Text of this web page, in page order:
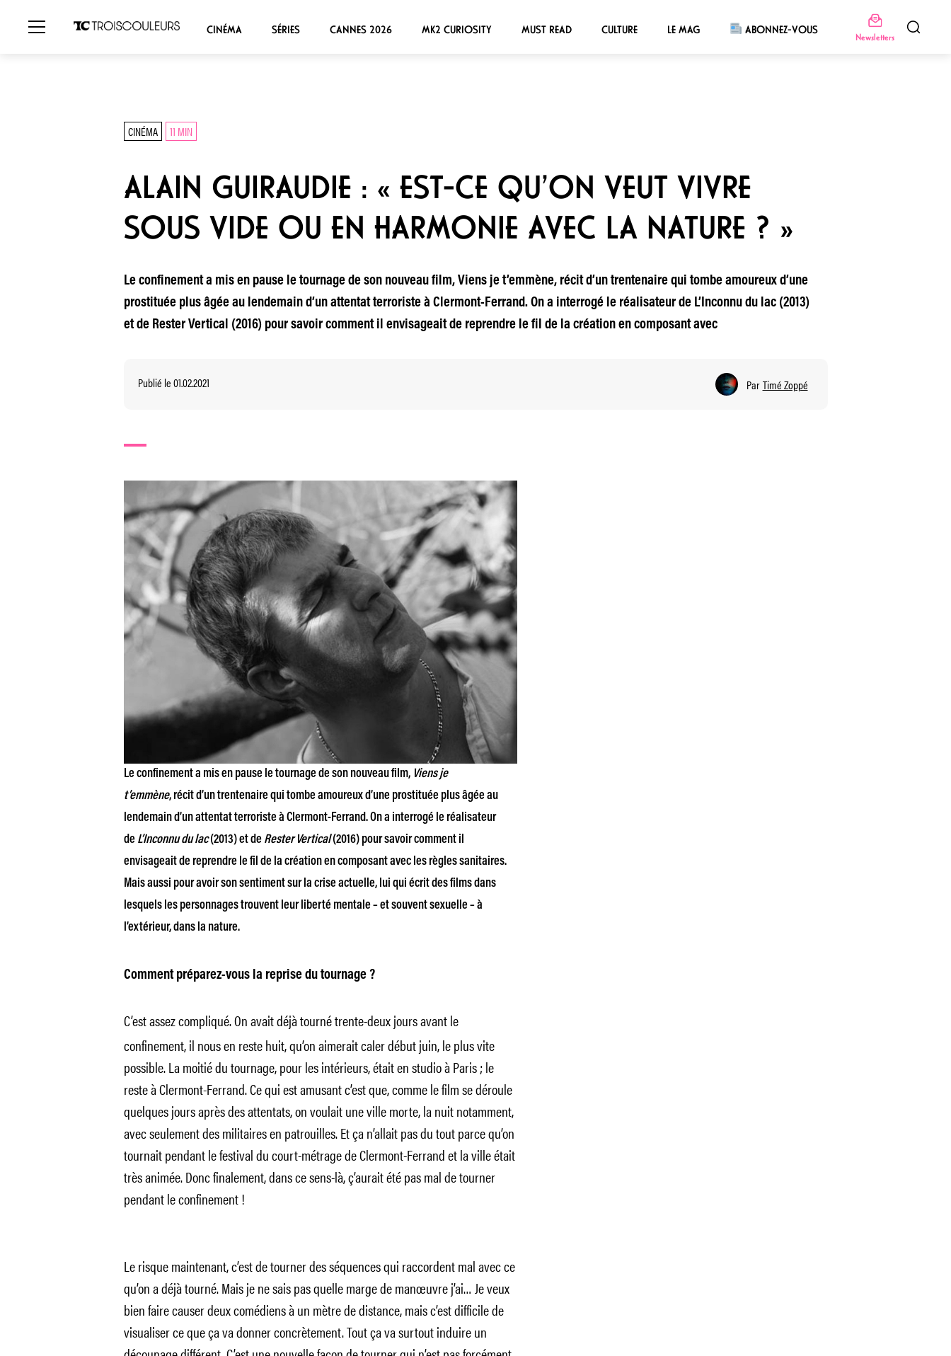
CINÉMA SÉRIES CANNES 2026 MK2 CURIOSITY MUST READ CULTURE LE MAG ABONNEZ-VOUS
Newsletters
CINÉMA 11 MIN
ALAIN GUIRAUDIE : « EST-CE QU’ON VEUT VIVRE
SOUS VIDE OU EN HARMONIE AVEC LA NATURE ? »
Le confinement a mis en pause le tournage de son nouveau film, Viens je t’emmène, récit d’un trentenaire qui tombe amoureux d’une
prostituée plus âgée au lendemain d’un attentat terroriste à Clermont-Ferrand. On a interrogé le réalisateur de L’Inconnu du lac (2013)
et de Rester Vertical (2016) pour savoir comment il envisageait de reprendre le fil de la création en composant avec
Publié le 01.02.2021 Par Timé Zoppé
Le confinement a mis en pause le tournage de son nouveau film, Viens je
t’emmène, récit d’un trentenaire qui tombe amoureux d’une prostituée plus âgée au
lendemain d’un attentat terroriste à Clermont-Ferrand. On a interrogé le réalisateur
de L’Inconnu du lac(2013) et de Rester Vertical(2016) pour savoir comment il
envisageait de reprendre le fil de la création en composant avec les règles sanitaires.
Mais aussi pour avoir son sentiment sur la crise actuelle, lui qui écrit des films dans
lesquels les personnages trouvent leur liberté mentale – et souvent sexuelle – à
l’extérieur, dans la nature.
Comment préparez-vous la reprise du tournage ?
C’est assez compliqué. On avait déjà tourné trente-deux jours avant le
confinement, il nous en reste huit, qu’on aimerait caler début juin, le plus vite
possible. La moitié du tournage, pour les intérieurs, était en studio à Paris ; le
reste à Clermont-Ferrand. Ce qui est amusant c’est que, comme le film se déroule
quelques jours après des attentats, on voulait une ville morte, la nuit notamment,
avec seulement des militaires en patrouilles. Et ça n’allait pas du tout parce qu’on
tournait pendant le festival du court-métrage de Clermont-Ferrand et la ville était
très animée. Donc finalement, dans ce sens-là, ç’aurait été pas mal de tourner
pendant le confinement !
Le risque maintenant, c’est de tourner des séquences qui raccordent mal avec ce
qu’on a déjà tourné. Mais je ne sais pas quelle marge de manœuvre j’ai… Je veux
bien faire causer deux comédiens à un mètre de distance, mais c’est difficile de
visualiser ce que ça va donner concrètement. Tout ça va surtout induire un